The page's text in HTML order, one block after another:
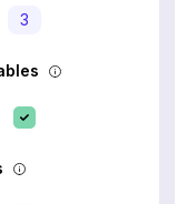
3